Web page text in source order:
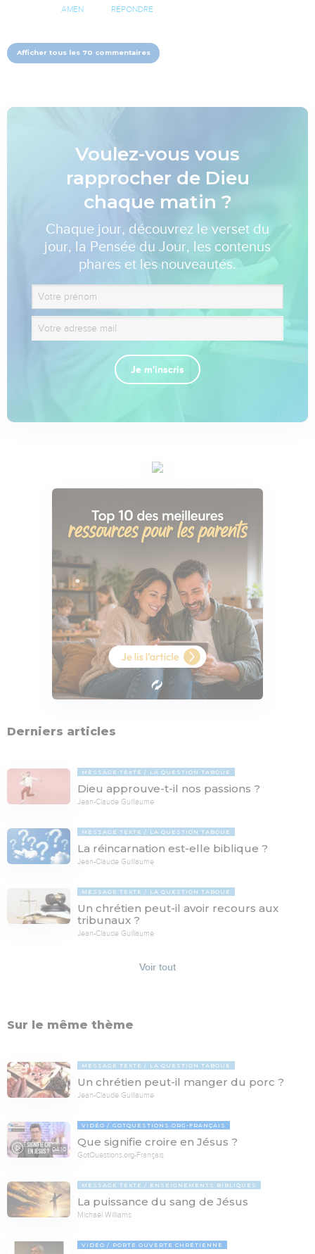
AMEN RÉPONDRE
Afficher tous les 70 commentaires
Voulez-vous vous
rapprocher de Dieu
chaque matin ?
Chaque jour, découvrez le verset du
jour, la Pensée du Jour, les contenus
phares et les nouveautés.
Je m'inscris
Derniers articles
MESSAGE TEXTE LA QUESTION TABOUE
Dieu approuve-t-il nos passions ?
Jean-Claude Guillaume
MESSAGE TEXTE LA QUESTION TABOUE
La réincarnation est-elle biblique ?
Jean-Claude Guillaume
MESSAGE TEXTE LA QUESTION TABOUE
Un chrétien peut-il avoir recours aux
tribunaux ?
Jean-Claude Guillaume
Voir tout
Sur le même thème
MESSAGE TEXTE LA QUESTION TABOUE
Un chrétien peut-il manger du porc ?
Jean-Claude Guillaume
04:10
VIDÉO GOTQUESTIONS.ORG-FRANÇAIS
Que signifie croire en Jésus ?
GotQuestions.org-Français
MESSAGE TEXTE ENSEIGNEMENTS BIBLIQUES
La puissance du sang de Jésus
Michaël Williams
VIDÉO PORTE OUVERTE CHRÉTIENNE